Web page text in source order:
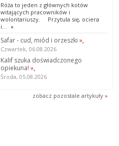
Róża to jeden z głównych kotów
witających pracowników i
wolontariuszy. Przytula się, ociera
i... »
Safar - cud, miód i orzeszki »,
Czwartek, 06.08.2026
Kalif szuka doświadczonego
opiekuna! »,
Środa, 05.08.2026
zobacz pozostale artykuły »